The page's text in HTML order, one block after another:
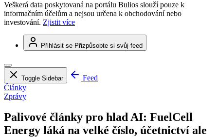
Veškerá data poskytovaná na portálu Bulios slouží pouze k
informačním účelům a nejsou určena k obchodování nebo
investování. Zjistit více
Přihlásit se Přizpůsobte si svůj feed
Toggle Sidebar
Feed
Články
Zprávy
Palivové články pro hlad AI: FuelCell
Energy láká na velké číslo, účetnictví ale